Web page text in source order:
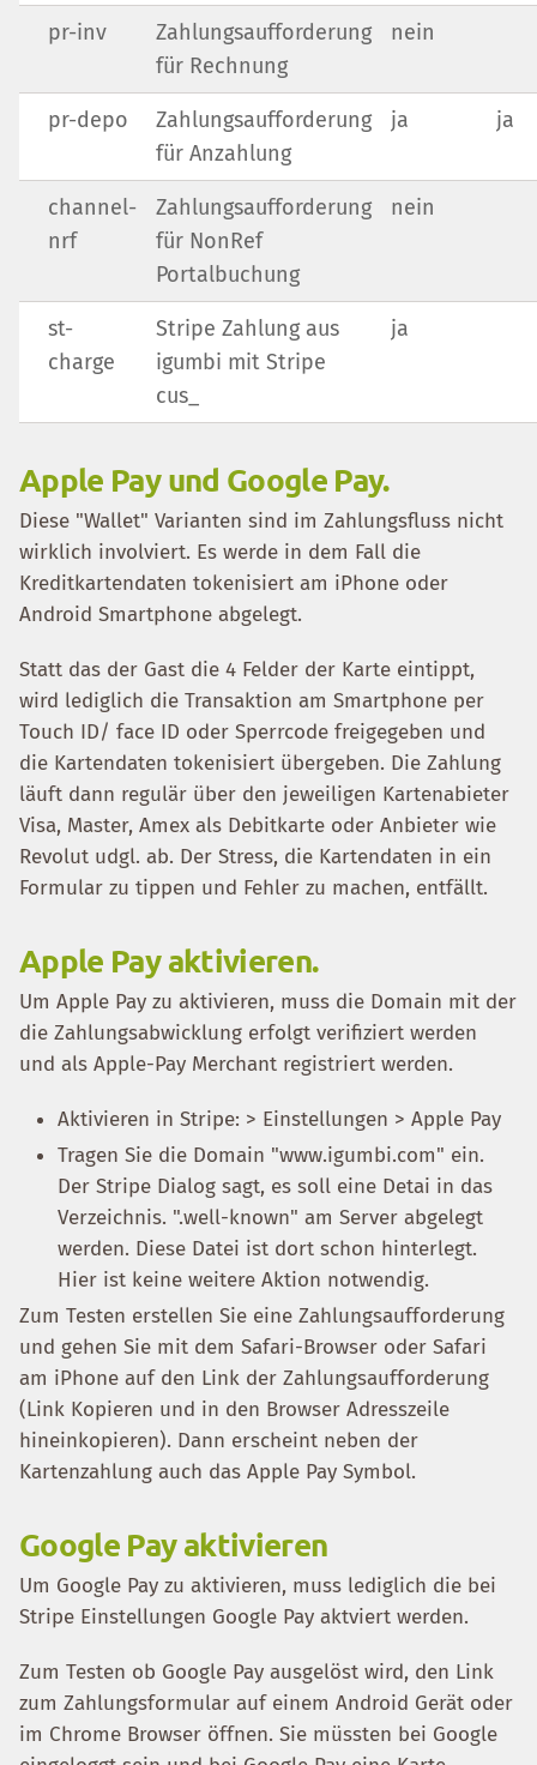
pr-inv
Zahlungsaufforderung
für Rechnung
nein
pr-depo
Zahlungsaufforderung
für Anzahlung
ja ja
channel-
nrf
Zahlungsaufforderung
für NonRef
Portalbuchung
nein
st-
charge
Stripe Zahlung aus
igumbi mit Stripe
cus_
ja
Apple Pay und Google Pay.
Diese "Wallet" Varianten sind im Zahlungsfluss nicht
wirklich involviert. Es werde in dem Fall die
Kreditkartendaten tokenisiert am iPhone oder
Android Smartphone abgelegt.
Statt das der Gast die 4 Felder der Karte eintippt,
wird lediglich die Transaktion am Smartphone per
Touch ID/ face ID oder Sperrcode freigegeben und
die Kartendaten tokenisiert übergeben. Die Zahlung
läuft dann regulär über den jeweiligen Kartenabieter
Visa, Master, Amex als Debitkarte oder Anbieter wie
Revolut udgl. ab. Der Stress, die Kartendaten in ein
Formular zu tippen und Fehler zu machen, entfällt.
Apple Pay aktivieren.
Um Apple Pay zu aktivieren, muss die Domain mit der
die Zahlungsabwicklung erfolgt verifiziert werden
und als Apple-Pay Merchant registriert werden.
Aktivieren in Stripe: > Einstellungen > Apple Pay
Tragen Sie die Domain "www.igumbi.com" ein.
Der Stripe Dialog sagt, es soll eine Detai in das
Verzeichnis. ".well-known" am Server abgelegt
werden. Diese Datei ist dort schon hinterlegt.
Hier ist keine weitere Aktion notwendig.
Zum Testen erstellen Sie eine Zahlungsaufforderung
und gehen Sie mit dem Safari-Browser oder Safari
am iPhone auf den Link der Zahlungsaufforderung
(Link Kopieren und in den Browser Adresszeile
hineinkopieren). Dann erscheint neben der
Kartenzahlung auch das Apple Pay Symbol.
Google Pay aktivieren
Um Google Pay zu aktivieren, muss lediglich die bei
Stripe Einstellungen Google Pay aktviert werden.
Zum Testen ob Google Pay ausgelöst wird, den Link
zum Zahlungsformular auf einem Android Gerät oder
im Chrome Browser öffnen. Sie müssten bei Google